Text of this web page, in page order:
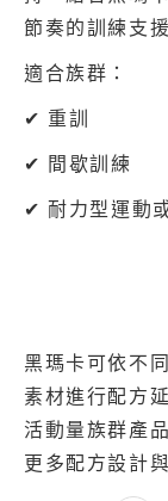
節奏的訓練支
適合族群：
✔ 重訓
✔ 間歇訓練
✔ 耐力型運動
黑瑪卡可依不
素材進行配方
活動量族群產
更多配方設計